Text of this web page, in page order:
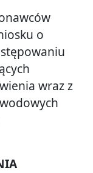
o
wraz z